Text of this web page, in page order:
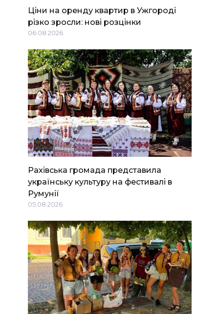
Ціни на оренду квартир в Ужгороді
різко зросли: нові розцінки
06.08.2026
Рахівська громада представила
українську культуру на фестивалі в
Румунії
05.08.2026